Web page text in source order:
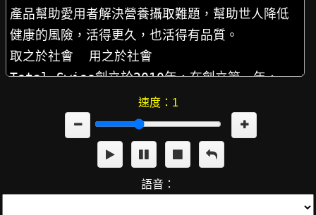
速度： 1
語音：